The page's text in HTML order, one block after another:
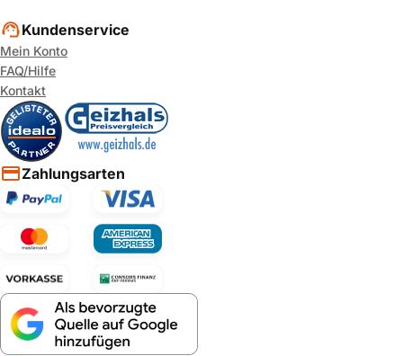
Kundenservice
Mein Konto
FAQ/Hilfe
Kontakt
Zahlungsarten